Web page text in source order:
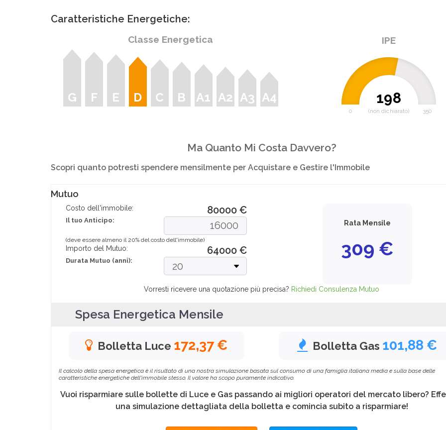
Caratteristiche Energetiche:
Classe Energetica
G F E D C B A1 A2 A3 A4
IPE
198
(non dichiarato)
0 350
Ma Quanto Mi Costa Davvero?
Scopri quanto potresti spendere mensilmente per Acquistare e Gestire l'Immobile
Mutuo
Costo dell'immobile: 80000 €
Il tuo Anticipo:
(deve essere almeno il 20% del costo dell'immobile)
Importo del Mutuo: 64000€
Durata Mutuo (anni):
Rata Mensile
309 €
Vorresti ricevere una quotazione più precisa? Richiedi Consulenza Mutuo
Spesa Energetica Mensile
Bolletta Luce 172,37 € Bolletta Gas 101,88 €
Il calcolo della spesa energetica è il risultato di una nostra simulazione basata sul consumo di una famiglia italiana media e sulla base delle
caratteristiche energetiche dell'immobile stesso. Il valore ha scopo puramente indicativo.
Vuoi risparmiare sulle bollette di Luce e Gas passando ai migliori operatori del mercato libero?
una simulazione dettagliata della bolletta e comincia subito a risparmiare!